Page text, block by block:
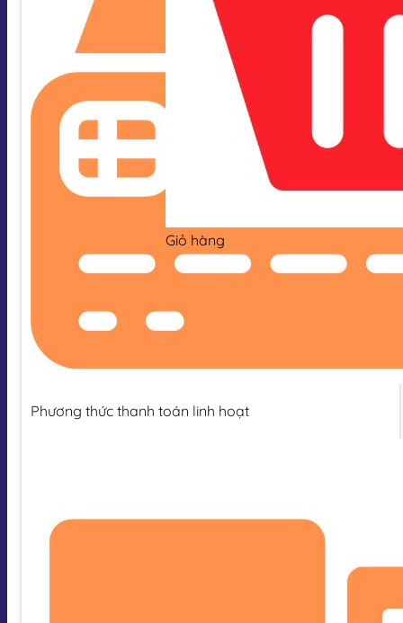
Giỏ hàng
Phương thức thanh toán linh hoạt